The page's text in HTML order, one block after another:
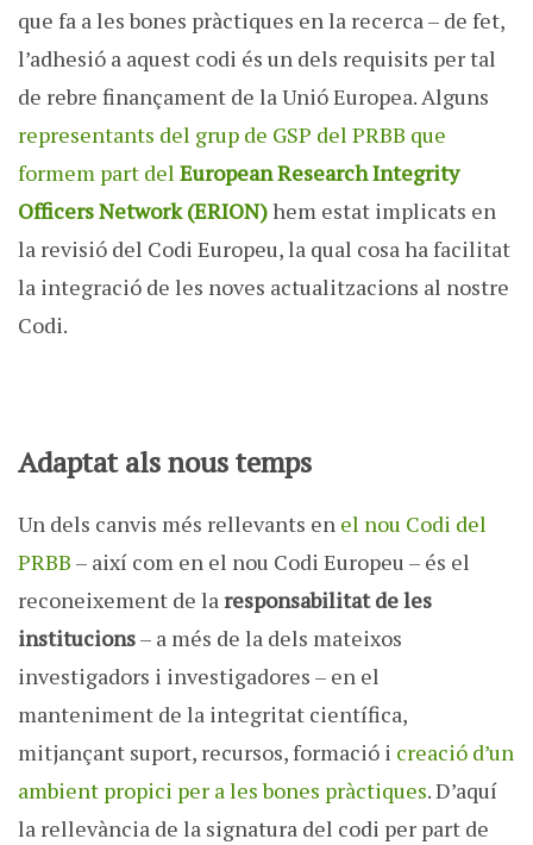
que fa a les bones pràctiques en la recerca – de fet,
l’adhesió a aquest codi és un dels requisits per tal
de rebre finançament de la Unió Europea. Alguns
representants del grup de GSP del PRBB que
formem part del European Research Integrity
Officers Network (ERION)hem estat implicats en
la revisió del Codi Europeu, la qual cosa ha facilitat
la integració de les noves actualitzacions al nostre
Codi.
Adaptat als nous temps
Un dels canvis més rellevants en el nou Codi del
PRBB – així com en el nou Codi Europeu – és el
reconeixement de laresponsabilitat de les
institucions– a més de la dels mateixos
investigadors i investigadores – en el
manteniment de la integritat científica,
mitjançant suport, recursos, formació i creació d’un
ambient propici per a les bones pràctiques. D’aquí
la rellevància de la signatura del codi per part de